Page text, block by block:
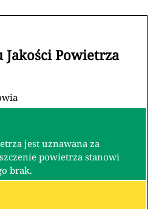
Powietrza
jest uznawana za
powietrza stanowi
brak.